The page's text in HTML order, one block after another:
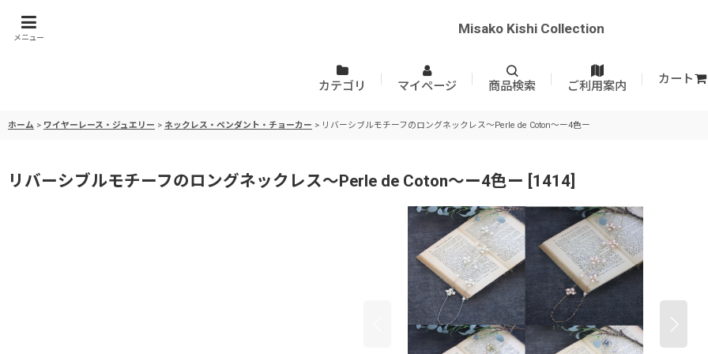
メニュー
Misako Kishi Collection
カテゴリ マイページ 商品検索 ご利用案内
カート
ホーム > ワイヤーレース・ジュエリー > ネックレス・ペンダント・チョーカー > リバーシブルモチーフのロングネックレス〜Perle de Coton〜ー4色ー
リバーシブルモチーフのロングネックレス〜Perle de Coton〜ー4色ー [1414]